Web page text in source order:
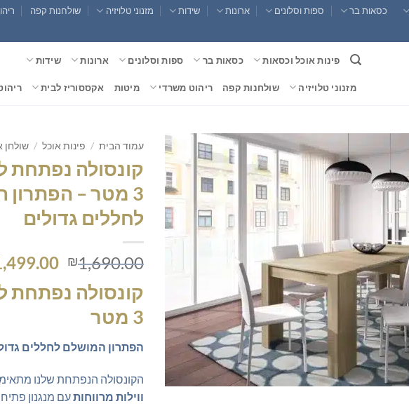
כסאות בר ספות וסלונים ארונות שידות מזנוני טלויזיה שולחנות קפה
פינות אוכל וכסאות כסאות בר ספות וסלונים ארונות שידות
מזנוני טלויזיה שולחנות קפה ריהוט משרדי מיטות אקססוריז לבית
עמוד הבית / פינות אוכל / שולחן
קונסולה נפתחת
3 מטר –
לחללים גדולים
₪1,690.00
המחיר
היה:
קונסולה נפתחת
3 מטר
הפתרון המושלם לחללים
הקונסולה הנפתחת שלנו
ווילות מרווחותעם מנגנון